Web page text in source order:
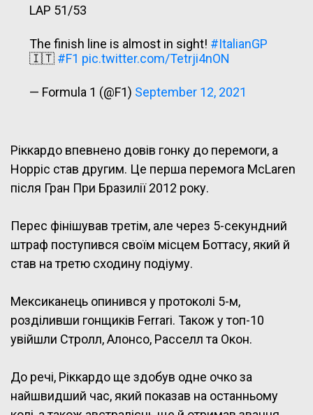
LAP 51/53
The finish line is almost in sight! #ItalianGP
🇮🇹 #F1 pic.twitter.com/Tetrji4nON
— Formula 1 (@F1) September 12, 2021
Ріккардо впевнено довів гонку до перемоги, а
Норріс став другим. Це перша перемога McLaren
після Гран При Бразилії 2012 року.
Перес фінішував третім, але через 5-секундний
штраф поступився своїм місцем Боттасу, який й
став на третю сходину подіуму.
Мексиканець опинився у протоколі 5-м,
розділивши гонщиків Ferrari. Також у топ-10
увійшли Стролл, Алонсо, Расселл та Окон.
До речі, Ріккардо ще здобув одне очко за
найшвидший час, який показав на останньому